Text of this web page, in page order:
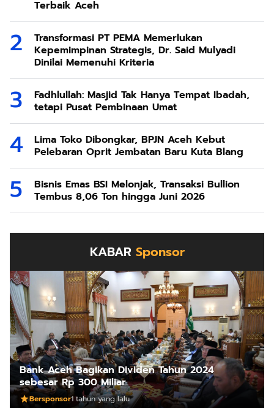
Terbaik Aceh
Transformasi PT PEMA Memerlukan
Kepemimpinan Strategis, Dr. Said Mulyadi
Dinilai Memenuhi Kriteria
Fadhlullah: Masjid Tak Hanya Tempat Ibadah,
tetapi Pusat Pembinaan Umat
Lima Toko Dibongkar, BPJN Aceh Kebut
Pelebaran Oprit Jembatan Baru Kuta Blang
Bisnis Emas BSI Melonjak, Transaksi Bullion
Tembus 8,06 Ton hingga Juni 2026
KABAR Sponsor
Bank Aceh Bagikan Dividen Tahun 2024
sebesar Rp 300 Miliar
Bersponsor1 tahun yang lalu